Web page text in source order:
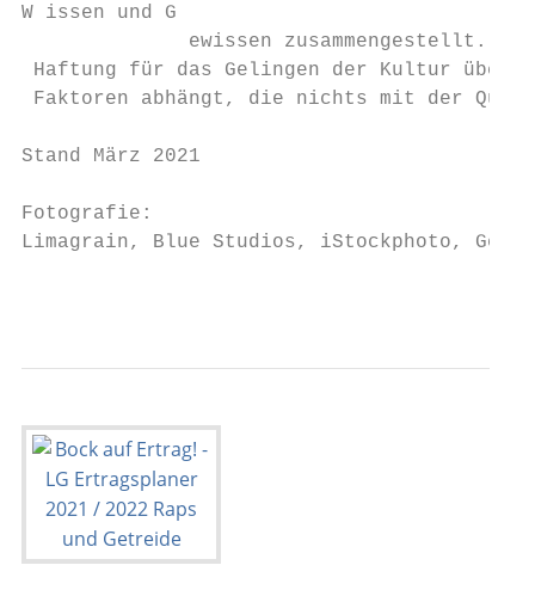
­W issen und G
ewissen zusammengestellt.
Haftung für das Gelingen der Kultur
Faktoren abhängt, die nichts mit der
Stand März 2021
Fotografie:
Limagrain, Blue Studios, iStockphoto, Getty